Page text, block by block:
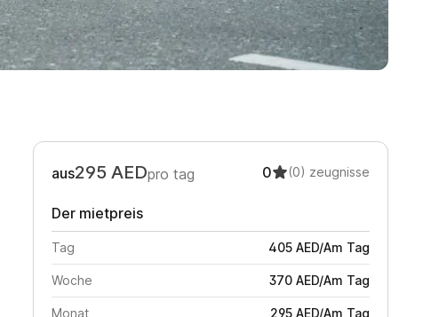
aus295 AEDpro tag 0 (0) zeugnisse
Der mietpreis
Tag 405 AED/Am Tag
Woche 370 AED/Am Tag
Monat 295 AED/Am Tag